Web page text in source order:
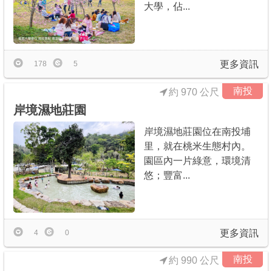
大學，佔...
更多資訊
178 5
南投
約 970 公尺
岸境濕地莊園
岸境濕地莊園位在南投埔
里，就在桃米生態村內。
園區內一片綠意，環境清
悠；豐富...
更多資訊
4 0
南投
約 990 公尺